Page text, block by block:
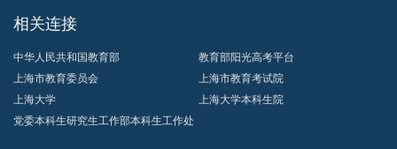
相关连接
中华人民共和国教育部
教育部阳光高考平台
上海市教育委员会
上海市教育考试院
上海大学
上海大学本科生院
党委本科生研究生工作部本科生工作处